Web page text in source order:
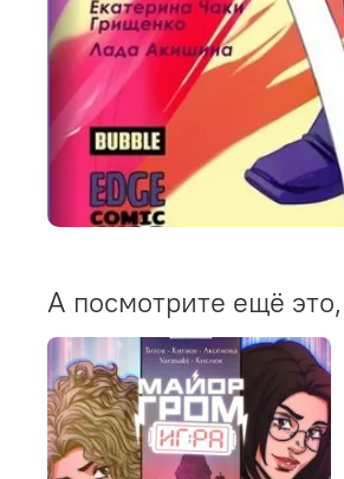
А посмотрите ещё